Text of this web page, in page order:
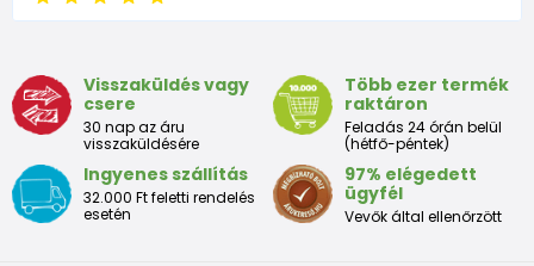
Visszaküldés vagy
csere
30 nap az áru
visszaküldésére
Több ezer termék
raktáron
Feladás 24 órán belül
(hétfő-péntek)
Ingyenes szállítás
32.000 Ft feletti rendelés
esetén
97% elégedett
ügyfél
Vevők által ellenőrzött